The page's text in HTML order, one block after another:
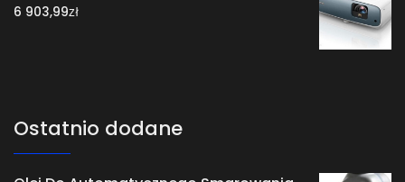
6 903,99zł
Ostatnio dodane